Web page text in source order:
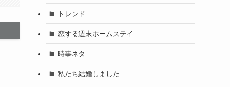
トレンド
恋する週末ホームステイ
時事ネタ
私たち結婚しました